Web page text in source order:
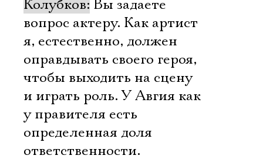
Колубков: Вы задаете
вопрос актеру. Как артист
я, естественно, должен
оправдывать своего героя,
чтобы выходить на сцену
и играть роль. У Авгия как
у правителя есть
определенная доля
ответственности.